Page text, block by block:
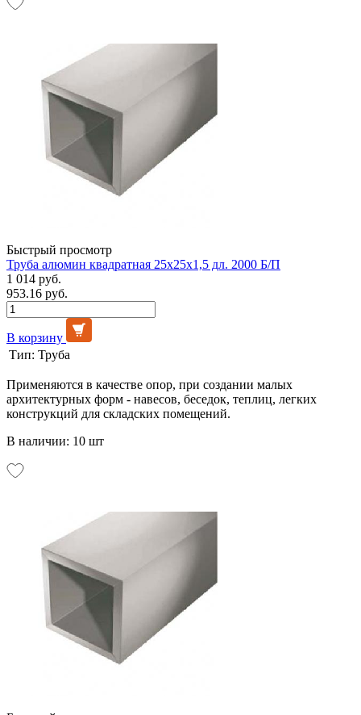
Быстрый просмотр
Труба алюмин квадратная 25х25х1,5 дл. 2000 Б/П
1 014 руб.
953.16 руб.
В корзину
Тип: Труба
Применяются в качестве опор, при создании малых
архитектурных форм - навесов, беседок, теплиц, легких
конструкций для складских помещений.
В наличии: 10 шт